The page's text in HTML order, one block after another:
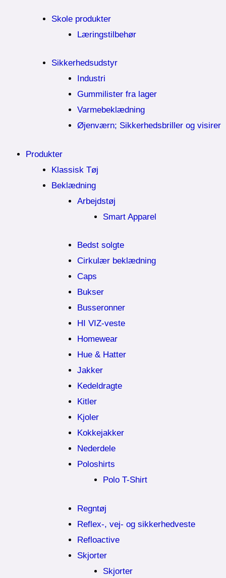
Skole produkter
Læringstilbehør
Sikkerhedsudstyr
Industri
Gummilister fra lager
Varmebeklædning
Øjenværn; Sikkerhedsbriller og visirer
Produkter
Klassisk Tøj
Beklædning
Arbejdstøj
Smart Apparel
Bedst solgte
Cirkulær beklædning
Caps
Bukser
Busseronner
HI VIZ-veste
Homewear
Hue & Hatter
Jakker
Kedeldragte
Kitler
Kjoler
Kokkejakker
Nederdele
Poloshirts
Polo T-Shirt
Regntøj
Reflex-, vej- og sikkerhedveste
Refloactive
Skjorter
Skjorter